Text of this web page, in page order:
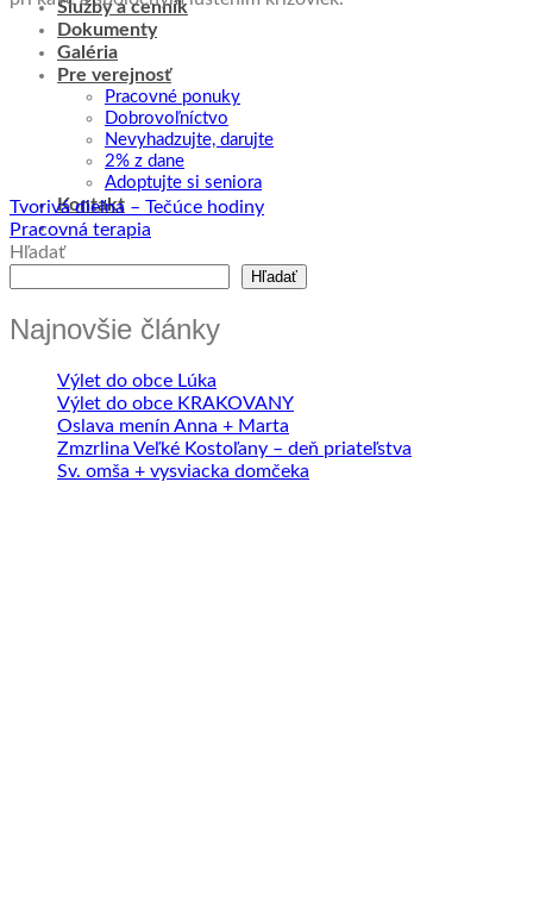
Služby a cenník
Dokumenty
Galéria
Pre verejnosť
Pracovné ponuky
Dobrovoľníctvo
Nevyhadzujte, darujte
2% z dane
Adoptujte si seniora
Kontakt
Tvorivá dieľna – Tečúce hodiny
Pracovná terapia
Hľadať
Hľadať
Najnovšie články
Výlet do obce Lúka
Výlet do obce KRAKOVANY
Oslava menín Anna + Marta
Zmzrlina Veľké Kostoľany – deň priateľstva
Sv. omša + vysviacka domčeka